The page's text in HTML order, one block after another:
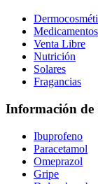
Medicamentos
Venta Libre
Nutrición
Solares
Fragancias
Información de
Ibuprofeno
Paracetamol
Omeprazol
Gripe